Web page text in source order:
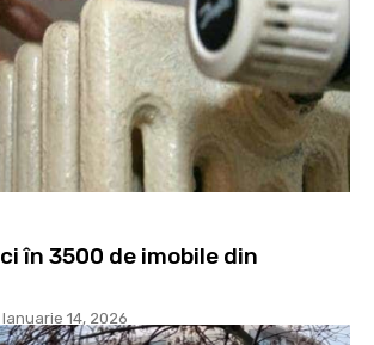
în 3500 de imobile din
Ianuarie 14, 2026